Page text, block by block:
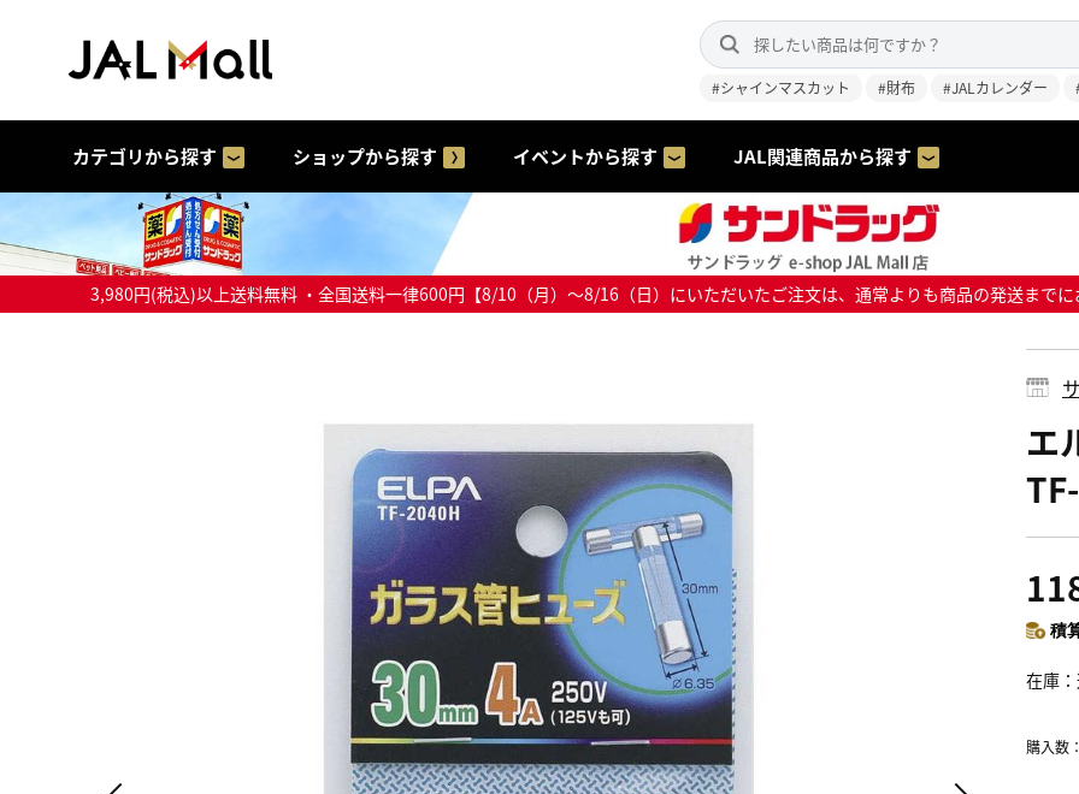
#シャインマスカット #財布 #JALカレンダー
カテゴリから探す ショップから探す イベントから探す JAL関連商品から探す
3,980円(税込)以上送料無料 ・全国送料一律600円【8/10（月）～8/16（日）にいただいたご注文は、通常よりも商品の発送まで
エ
積
在庫
購入数